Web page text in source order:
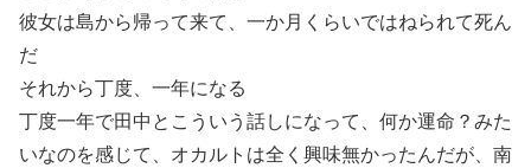
彼女は島から帰って来て、一か月くらいではねられて死ん
だ
それから丁度、一年になる
丁度一年で田中とこういう話しになって、何か運命？みた
いなのを感じて、オカルトは全く興味無かったんだが、南